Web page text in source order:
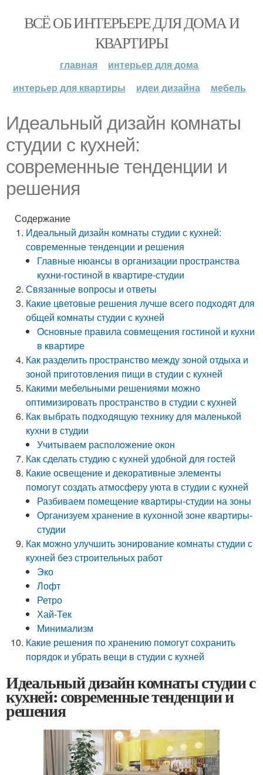
ВСЁ ОБ ИНТЕРЬЕРЕ ДЛЯ ДОМА И
КВАРТИРЫ
главная
интерьер для дома
интерьер для квартиры
идеи дизайна мебель
Идеальный дизайн комнаты
студии с кухней:
современные тенденции и
решения
Содержание
Идеальный дизайн комнаты студии с кухней:
современные тенденции и решения
Главные нюансы в организации пространства
кухни-гостиной в квартире-студии
Связанные вопросы и ответы
Какие цветовые решения лучше всего подходят для
общей комнаты студии с кухней
Основные правила совмещения гостиной и кухни
в квартире
Как разделить пространство между зоной отдыха и
зоной приготовления пищи в студии с кухней
Какими мебельными решениями можно
оптимизировать пространство в студии с кухней
Как выбрать подходящую технику для маленькой
кухни в студии
Учитываем расположение окон
Как сделать студию с кухней удобной для гостей
Какие освещение и декоративные элементы
помогут создать атмосферу уюта в студии с кухней
Разбиваем помещение квартиры-студии на зоны
Организуем хранение в кухонной зоне квартиры-
студии
Как можно улучшить зонирование комнаты студии с
кухней без строительных работ
Эко
Лофт
Ретро
Хай-Тек
Минимализм
Какие решения по хранению помогут сохранить
порядок и убрать вещи в студии с кухней
Идеальный дизайн комнаты студии с
кухней: современные тенденции и
решения